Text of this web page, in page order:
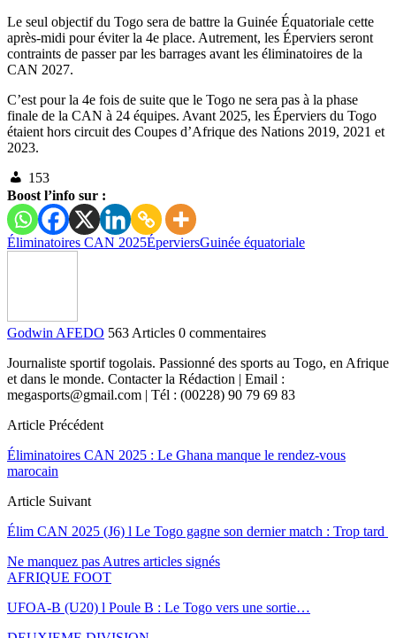
Le seul objectif du Togo sera de battre la Guinée Équatoriale cette
après-midi pour éviter la 4e place. Autrement, les Éperviers seront
contraints de passer par les barrages avant les éliminatoires de la
CAN 2027.
C’est pour la 4e fois de suite que le Togo ne sera pas à la phase
finale de la CAN à 24 équipes. Avant 2025, les Éperviers du Togo
étaient hors circuit des Coupes d’Afrique des Nations 2019, 2021 et
2023.
153
Boost l’info sur :
Éliminatoires CAN 2025ÉperviersGuinée équatoriale
Godwin AFEDO 563 Articles 0 commentaires
Journaliste sportif togolais. Passionné des sports au Togo, en Afrique
et dans le monde. Contacter la Rédaction | Email :
megasports@gmail.com | Tél : (00228) 90 79 69 83
Article Précédent
Éliminatoires CAN 2025 : Le Ghana manque le rendez-vous
marocain
Article Suivant
Élim CAN 2025 (J6) l Le Togo gagne son dernier match : Trop tard
Ne manquez pas Autres articles signés
AFRIQUE FOOT
UFOA-B (U20) l Poule B : Le Togo vers une sortie…